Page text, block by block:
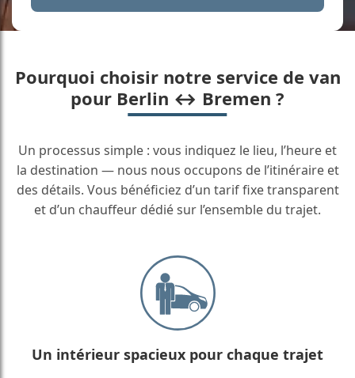
Pourquoi choisir notre service de van
pour Berlin ↔ Bremen ?
Un processus simple : vous indiquez le lieu, l’heure et
la destination — nous nous occupons de l’itinéraire et
des détails. Vous bénéficiez d’un tarif fixe transparent
et d’un chauffeur dédié sur l’ensemble du trajet.
Un intérieur spacieux pour chaque trajet